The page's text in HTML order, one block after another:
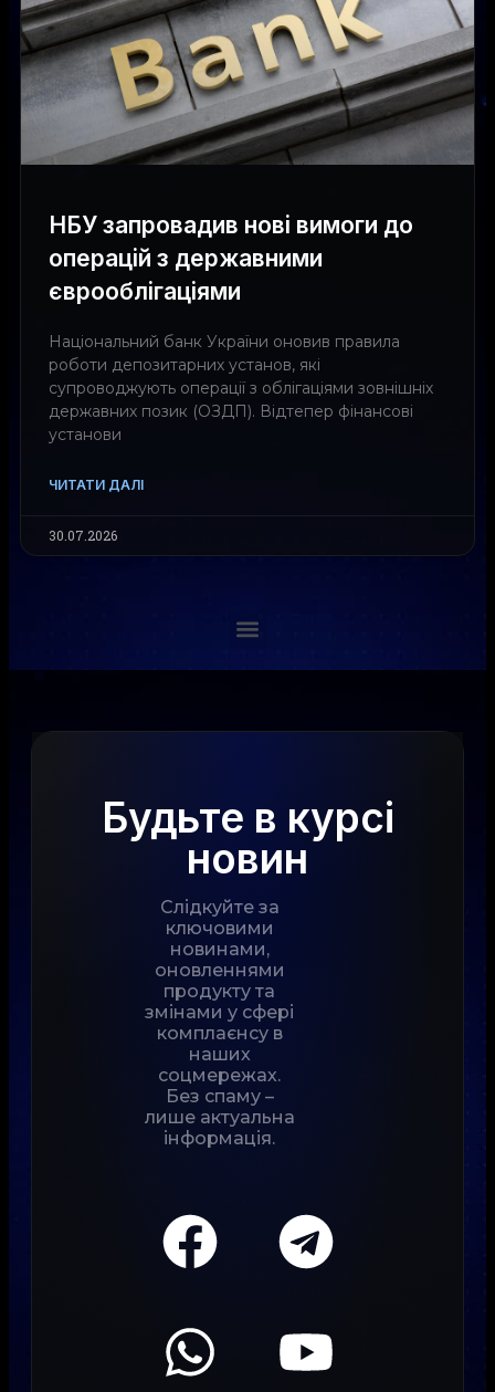
НБУ запровадив нові вимоги до
операцій з державними
єврооблігаціями
Національний банк України оновив правила
роботи депозитарних установ, які
супроводжують операції з облігаціями зовнішніх
державних позик (ОЗДП). Відтепер фінансові
установи
ЧИТАТИ ДАЛІ
30.07.2026
Будьте в курсі
новин
Слідкуйте за
ключовими
новинами,
оновленнями
продукту та
змінами у сфері
комплаєнсу в
наших
соцмережах.
Без спаму –
лише актуальна
інформація.